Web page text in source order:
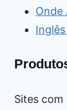
Onde
Sites